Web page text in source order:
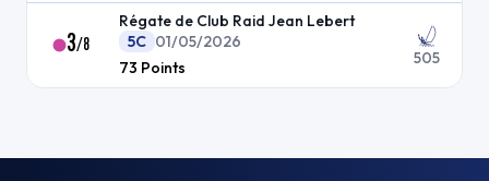
3/8
Régate de Club Raid Jean Lebert
5C 01/05/2026
73 Points 505